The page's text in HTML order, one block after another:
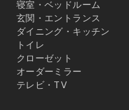
寝室・ベッドルーム
玄関・エントランス
ダイニング・キッチン
トイレ
クローゼット
オーダーミラー
テレビ・TV